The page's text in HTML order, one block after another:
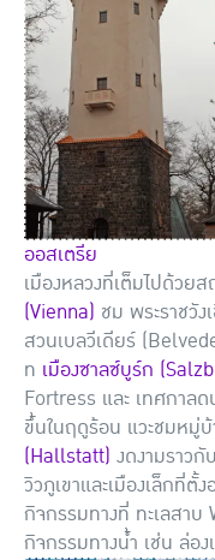
ออสเตรีย
เมืองหลวงที่เต็มไปด้วย
(Vienna) ชม พระราชวั
สวนเบลวีเดียร์
ท เมืองซาลซ์บูร์ก
Fortress และ เทศกาล
ขึ้นในฤดูร้อน แวะชมหมู่
(Hallstatt) งดงามราวกั
วิวภูเขาและเมืองเล็กที่
กิจกรรมทางที่ ทะเลสา
กิจกรรมทางน้ำ เช่น ล่อ